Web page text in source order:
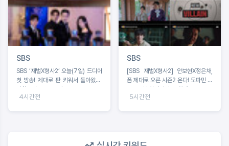
SBS
SBS ‘재벌X형사2’ 오늘(7일) 드디어
첫 방송! 제대로 판 키워서 돌아왔다!
4시간전
SBS
[SBS 재벌X형사2] 안보현X정은채,
폼 제대로 오른 시즌2 온다! 도파민 싹
5시간전